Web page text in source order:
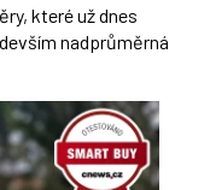
které už dnes
nadprůměrná